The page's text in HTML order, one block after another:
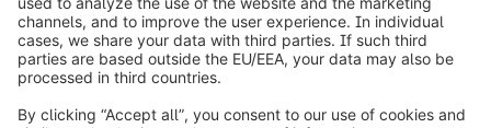
info@shopware.com
Over Shopware